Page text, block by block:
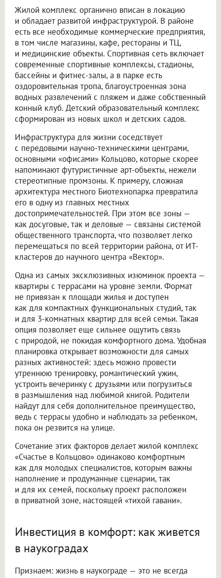
Жилой комплекс органично вписан в локацию
и обладает развитой инфраструктурой. В районе
есть все необходимые коммерческие предприятия,
в том числе магазины, кафе, рестораны и ТЦ,
и медицинские объекты. Спортивная сеть включает
современные спортивные комплексы, стадионы,
бассейны и фитнес-залы, а в парке есть
оздоровительная тропа, благоустроенная зона
водных развлечений с пляжем и даже собственный
конный клуб. Детский образовательный комплекс
сформирован из новых школ и детских садов.
Инфраструктура для жизни соседствует
с передовыми научно-техническими центрами,
основными «офисами» Кольцово, которые скорее
напоминают футуристичные арт-объекты, нежели
стереотипные промзоны. К примеру, сложная
архитектура местного Биотехнопарка превратила
его в одну из главных местных
достопримечательностей. При этом все зоны —
как досуговые, так и деловые — связаны системой
общественного транспорта, что позволяет легко
перемещаться по всей территории района, от ИТ-
кластеров до научного центра «Вектор».
Одна из самых эксклюзивных изюминок проекта —
квартиры с террасами на уровне земли. Формат
не привязан к площади жилья и доступен
как для компактных функциональных студий, так
и для 3-комнатных квартир для всей семьи. Такая
опция позволяет еще сильнее ощутить связь
с природой, не покидая комфортного дома. Удобная
планировка открывает возможности для самых
разных активностей: здесь можно провести
утреннюю тренировку, романтический ужин,
устроить вечеринку с друзьями или погрузиться
в размышления над любимой книгой. Родители
найдут для себя дополнительное преимущество,
ведь с террасы удобно и наблюдать за ребенком,
пока он резвится на улице.
Сочетание этих факторов делает жилой комплекс
«Счастье в Кольцово» одинаково комфортным
как для молодых специалистов, которым важны
наполнение и продуманные сценарии, так
и для их семей, поскольку проект расположен
в приватной зоне, настоящей «тихой гавани».
Инвестиция в комфорт: как живется
в наукоградах
Признаем: жизнь в наукограде — это не всегда